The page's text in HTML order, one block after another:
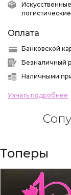
Оплата
Банковской
Безналичный
Наличными
Узнать подробнее
Топеры